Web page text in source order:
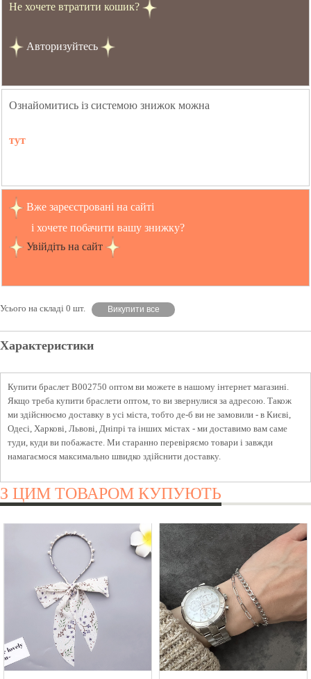
Не хочете втратити кошик?
Авторизуйтесь
Ознайомитись із системою знижок можна
тут
Вже зареєстровані на сайті
і хочете побачити вашу знижку?
Увійдіть на сайт
Усього на складі 0 шт. Викупити все
Характеристики
Купити браслет B002750 оптом ви можете в нашому інтернет магазині.
Якщо треба купити браслети оптом, то ви звернулися за адресою. Також
ми здійснюємо доставку в усі міста, тобто де-б ви не замовили - в Києві,
Одесі, Харкові, Львові, Дніпрі та інших містах - ми доставимо вам саме
туди, куди ви побажаєте. Ми старанно перевіряємо товари і завжди
намагаємося максимально швидко здійснити доставку.
З ЦИМ ТОВАРОМ КУПУЮТЬ